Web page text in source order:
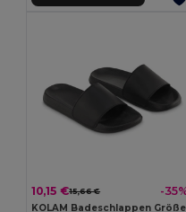
10,15 €15,66 € -